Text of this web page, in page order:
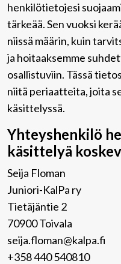
henkilötietojesi
tärkeää. Sen vuoksi
niissä määrin, kuin
ja hoitaaksemme
osallistuviin. Tässä
niitä periaatteita, joita
käsittelyssä.
Yhteyshenkilö
käsittelyä
Seija Floman
Juniori-KalPa ry
Tietäjäntie 2
70900 Toivala
seija.floman@kalpa.fi
+358 440 540810